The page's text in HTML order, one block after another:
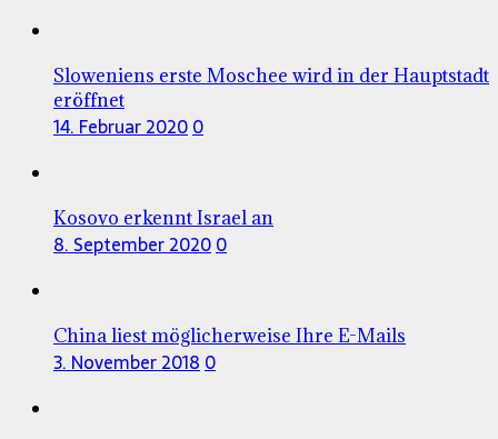
Sloweniens erste Moschee wird in der Hauptstadt
eröffnet
14. Februar 20200
Kosovo erkennt Israel an
8. September 20200
China liest möglicherweise Ihre E-Mails
3. November 2018 0